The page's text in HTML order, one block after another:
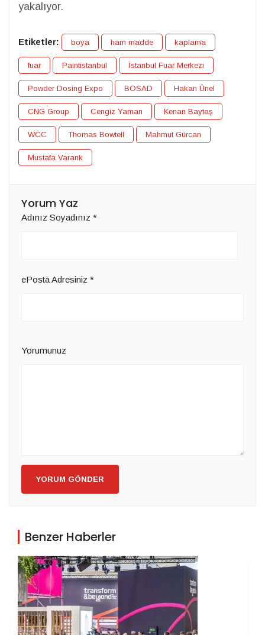
yakalıyor.
Etiketler: boya ham madde kaplama
fuar Paintistanbul İstanbul Fuar Merkezi
Powder Dosing Expo BOSAD Hakan Ünel
CNG Group Cengiz Yaman Kenan Baytaş
WCC Thomas Bowtell Mahmut Gürcan
Mustafa Varank
Yorum Yaz
Adınız Soyadınız *
ePosta Adresiniz *
Yorumunuz
YORUM GÖNDER
Benzer Haberler